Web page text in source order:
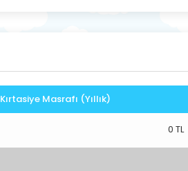
Kırtasiye Masrafı (Yıllık)
0 TL